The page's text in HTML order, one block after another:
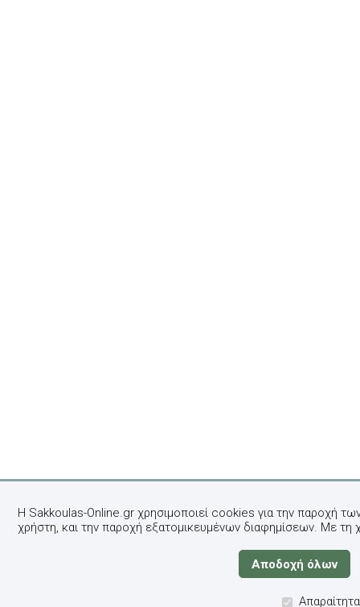
Η Sakkoulas-Online.gr χρησιμοποιεί cookies για την παροχή
χρήστη, και την παροχή εξατομικευμένων διαφημίσεων. Με